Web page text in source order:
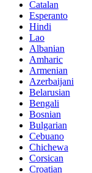
Catalan
Esperanto
Hindi
Lao
Albanian
Amharic
Armenian
Azerbaijani
Belarusian
Bengali
Bosnian
Bulgarian
Cebuano
Chichewa
Corsican
Croatian